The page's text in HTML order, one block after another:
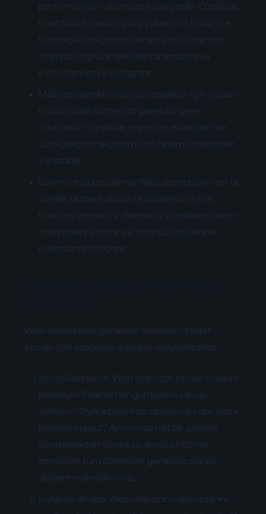
performansını olumsuz etkileyebilir. Özellikle,
hantal kod yapısı, yavaş yüklenme hızları ve
karmaşık navigasyon, arama motorlarının
sitenizi doğru bir şekilde taramasını ve
indekslemesini zorlaştırır.
Maliyet: Gerekli olmayan özellikler için yapılan
harcamalar, bütçenizi gereksiz yere
tüketebilir. Özellikle, premium eklentiler ve
özel geliştirme çalışmaları, önemli maliyetler
yaratabilir.
Bakım ve Güncelleme: Web sitenizdeki her bir
özellik, düzenli olarak güncellenmeyi ve
bakımını gerektirir. Gereksiz özellikler, bakım
maliyetlerini artırır ve sitenizin güvende
kalmasını zorlaştırır.
Web sitenizdeki gereksiz özellikleri tespit
etmek için aşağıdaki adımları izleyebilirsiniz:
Amaç Belirleme: Web sitenizin temel amacını
belirleyin. Siteniz hangi ihtiyaca cevap
veriyor? Ziyaretçileriniz sitede ne yapmasını
bekliyorsunuz? Amacınızı net bir şekilde
tanımladıktan sonra, bu amaca hizmet
etmeyen tüm özellikleri gereksiz olarak
değerlendirebilirsiniz.
Kullanıcı Analizi: Web sitenizin kullanıcılarını